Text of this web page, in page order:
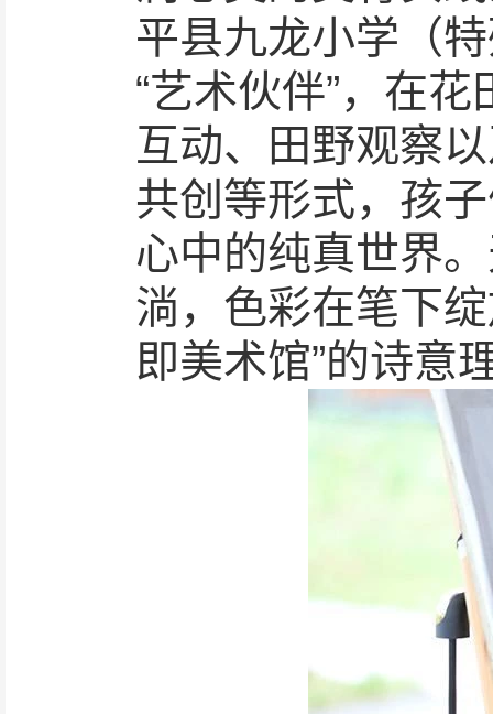
平县九龙小学（
“艺术伙伴”，在
互动、田野观察
共创等形式，孩
心中的纯真世界
淌，色彩在笔下
即美术馆”的诗意